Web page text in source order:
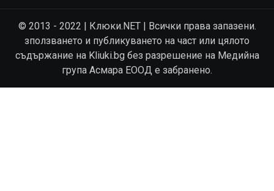
© 2013 - 2022 | Клюки.NET | Всички права запазени.
зползването и публикуването на част или цялото
съдържание на Kliuki.bg без разрешение на Медийна
група Асмара ЕООД е забранено.